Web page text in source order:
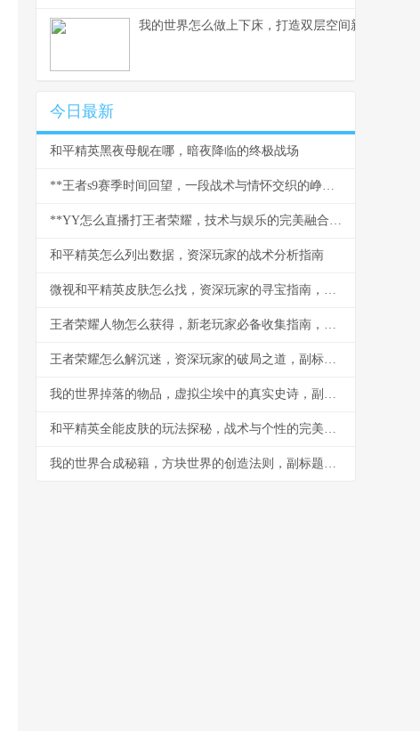
我的世界怎么做上下床，打造双层空间新美学
今日最新
和平精英黑夜母舰在哪，暗夜降临的终极战场
**王者s9赛季时间回望，一段战术与情怀交织的峥嵘岁月，副标题，峡谷战术革命与玩家共同记忆的里程碑**
**YY怎么直播打王者荣耀，技术与娱乐的完美融合，副标题，资深玩家的实战心得与直播策略**
和平精英怎么列出数据，资深玩家的战术分析指南
微视和平精英皮肤怎么找，资深玩家的寻宝指南，副标题，揭秘高效获取心仪皮肤的多元路径
王者荣耀人物怎么获得，新老玩家必备收集指南，副标题，解锁全英雄的深度策略解析
王者荣耀怎么解沉迷，资深玩家的破局之道，副标题，从虚拟战场回归真实生活
我的世界掉落的物品，虚拟尘埃中的真实史诗，副标题，方块坠落时的心灵回响
和平精英全能皮肤的玩法探秘，战术与个性的完美融合，副标题，解锁战场新姿态的终极指南
我的世界合成秘籍，方块世界的创造法则，副标题，从木镐到末地烛的生存艺术